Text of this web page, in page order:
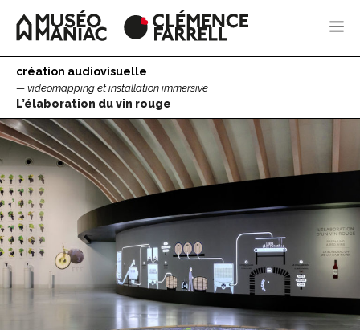
contenu
création audiovisuelle
videomapping et installation immersive
L’élaboration du vin rouge